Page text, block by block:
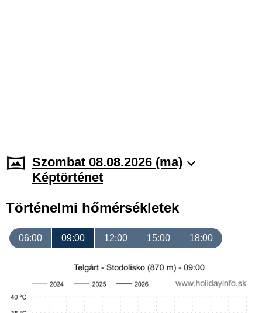
Szombat 08.08.2026 (ma)
Képtörténet
Történelmi hőmérsékletek
06:00 09:00 12:00 15:00 18:00